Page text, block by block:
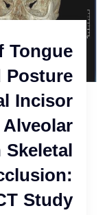
Tongue
Posture
Incisor
Study